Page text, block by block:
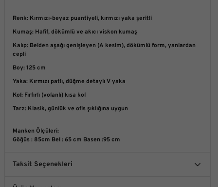
Renk: Kırmızı-beyaz puantiyeli, kırmızı yaka şeritli
Kumaş: Hafif, dökümlü ve akıcı viskon kumaş
Kalıp: Belden aşağı genişleyen (A kesim), dökümlü form, yanlardan
cepli
Boy:125 cm
Yaka: Kırmızı patlı, düğme detaylı V yaka
Kol: Fırfırlı (volanlı) kısa kol
Tarz: Klasik, günlük ve ofis şıklığına uygun
Manken Ölçüleri:
Göğüs : 85cm Bel : 65 cm Basen :95 cm
Taksit Seçenekleri